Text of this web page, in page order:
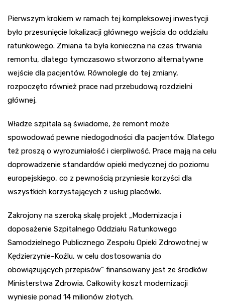
Pierwszym krokiem w ramach tej kompleksowej inwestycji
było przesunięcie lokalizacji głównego wejścia do oddziału
ratunkowego. Zmiana ta była konieczna na czas trwania
remontu, dlatego tymczasowo stworzono alternatywne
wejście dla pacjentów. Równolegle do tej zmiany,
rozpoczęto również prace nad przebudową rozdzielni
głównej.
Władze szpitala są świadome, że remont może
spowodować pewne niedogodności dla pacjentów. Dlatego
też proszą o wyrozumiałość i cierpliwość. Prace mają na celu
doprowadzenie standardów opieki medycznej do poziomu
europejskiego, co z pewnością przyniesie korzyści dla
wszystkich korzystających z usług placówki.
Zakrojony na szeroką skalę projekt „Modernizacja i
doposażenie Szpitalnego Oddziału Ratunkowego
Samodzielnego Publicznego Zespołu Opieki Zdrowotnej w
Kędzierzynie-Koźlu, w celu dostosowania do
obowiązujących przepisów” finansowany jest ze środków
Ministerstwa Zdrowia. Całkowity koszt modernizacji
wyniesie ponad 14 milionów złotych.